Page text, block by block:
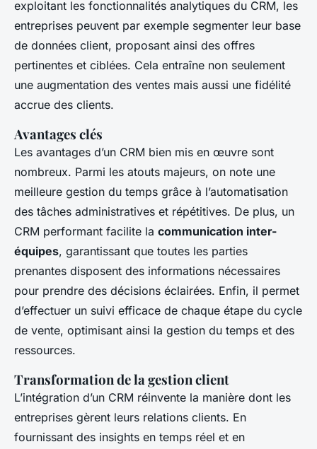
exploitant les fonctionnalités analytiques du CRM, les
entreprises peuvent par exemple segmenter leur base
de données client, proposant ainsi des offres
pertinentes et ciblées. Cela entraîne non seulement
une augmentation des ventes mais aussi une fidélité
accrue des clients.
Avantages clés
Les avantages d’un CRM bien mis en œuvre sont
nombreux. Parmi les atouts majeurs, on note une
meilleure gestion du temps grâce à l’automatisation
des tâches administratives et répétitives. De plus, un
CRM performant facilite la communication inter-
équipes, garantissant que toutes les parties
prenantes disposent des informations nécessaires
pour prendre des décisions éclairées. Enfin, il permet
d’effectuer un suivi efficace de chaque étape du cycle
de vente, optimisant ainsi la gestion du temps et des
ressources.
Transformation de la gestion client
L’intégration d’un CRM réinvente la manière dont les
entreprises gèrent leurs relations clients. En
fournissant des insights en temps réel et en